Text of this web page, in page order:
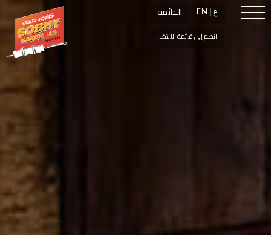
انضم إلى قائمة الانتظار
القائمة EN | ع
انضم إلى قائمة الانتظار
القائمة EN | ع